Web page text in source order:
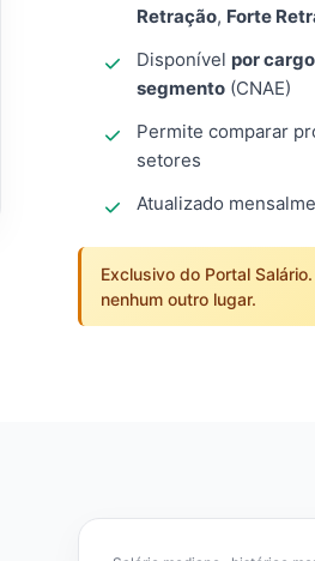
Retração, Forte
Disponível por cargo
segmento (CNAE)
Permite comparar
setores
Atualizado
Exclusivo do Portal
nenhum outro lugar.